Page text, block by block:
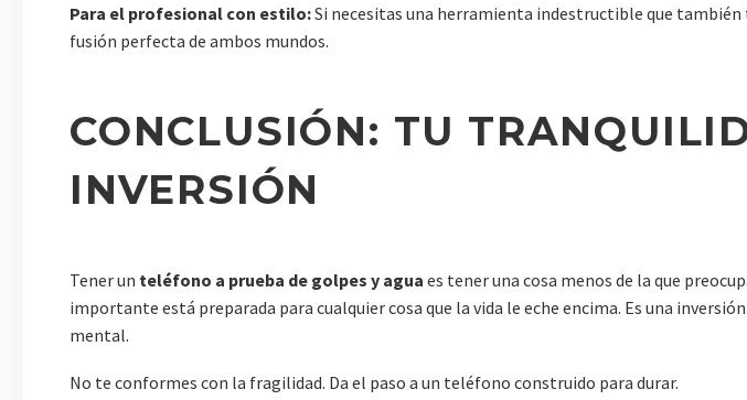
Para el profesional con estilo:Si necesitas una herramienta indestructible que
fusión perfecta de ambos mundos.
CONCLUSIÓN: TU
INVERSIÓN
Tener un teléfono a prueba de golpes y agua es tener una cosa menos de la que
importante está preparada para cualquier cosa que la vida le eche encima. Es una
mental.
No te conformes con la fragilidad. Da el paso a un teléfono construido para durar.